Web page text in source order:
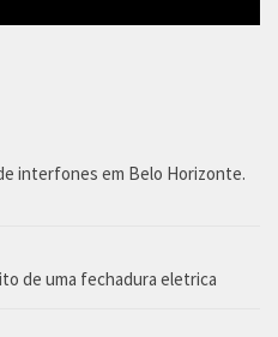
interfones em Belo Horizonte.
de uma fechadura eletrica